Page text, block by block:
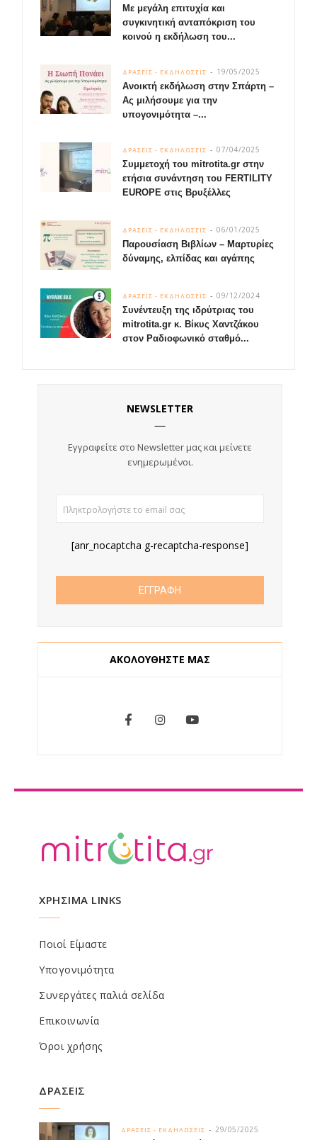
Με μεγάλη επιτυχία και
συγκινητική ανταπόκριση του
κοινού η εκδήλωση του...
Ανοικτή εκδήλωση στην Σπάρτη –
Ας μιλήσουμε για την
υπογονιμότητα –...
ΔΡΑΣΕΙΣ - ΕΚΔΗΛΩΣΕΙΣ 19/05/2025
Συμμετοχή του mitrotita.gr στην
ετήσια συνάντηση του FERTILITY
EUROPE στις Βρυξέλλες
ΔΡΑΣΕΙΣ - ΕΚΔΗΛΩΣΕΙΣ 07/04/2025
Παρουσίαση Βιβλίων – Μαρτυρίες
δύναμης, ελπίδας και αγάπης
ΔΡΑΣΕΙΣ - ΕΚΔΗΛΩΣΕΙΣ 06/01/2025
Συνέντευξη της ιδρύτριας του
mitrotita.gr κ. Βίκυς Χαντζάκου
στον Ραδιοφωνικό σταθμό...
ΔΡΑΣΕΙΣ - ΕΚΔΗΛΩΣΕΙΣ 09/12/2024
NEWSLETTER
Εγγραφείτε στο Newsletter μας καιμείνετε
ενημερωμένοι.
[anr_nocaptcha g-recaptcha-response]
ΑΚΟΛΟΥΘΗΣΤΕ ΜΑΣ
ΧΡΗΣΙΜΑ LINKS
Ποιοί Είμαστε
Υπογονιμότητα
Συνεργάτες παλιά σελίδα
Επικοινωνία
Όροι χρήσης
ΔΡΑΣΕΙΣ
ΔΡΑΣΕΙΣ - ΕΚΔΗΛΩΣΕΙΣ 29/05/2025